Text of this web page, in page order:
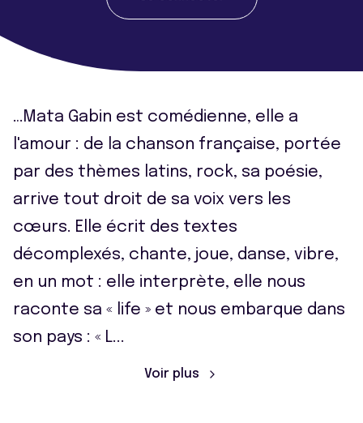
…Mata Gabin est comédienne, elle a
l'amour : de la chanson française, portée
par des thèmes latins, rock, sa poésie,
arrive tout droit de sa voix vers les
cœurs. Elle écrit des textes
décomplexés, chante, joue, danse, vibre,
en un mot : elle interprète, elle nous
raconte sa « life » et nous embarque dans
son pays : « L...
Voir plus